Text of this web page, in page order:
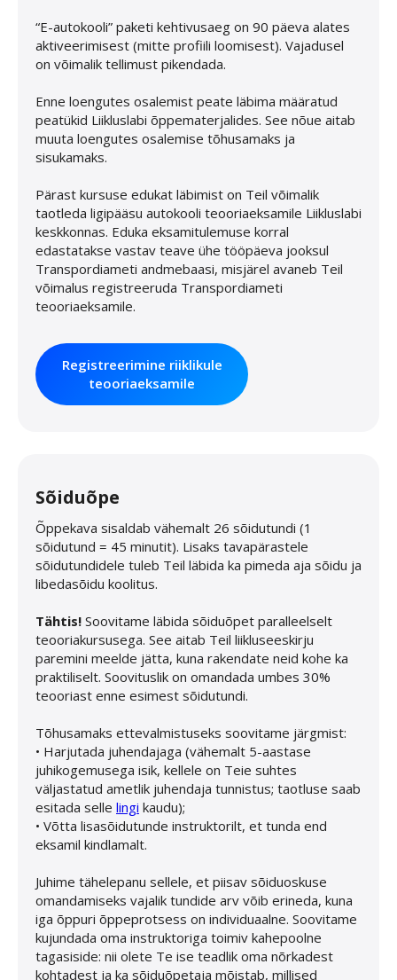
“E-autokooli” paketi kehtivusaeg on 90 päeva alates
aktiveerimisest (mitte profiili loomisest). Vajadusel
on võimalik tellimust pikendada.
Enne loengutes osalemist peate läbima määratud
peatükid Liikluslabi õppematerjalides. See nõue aitab
muuta loengutes osalemise tõhusamaks ja
sisukamaks.
Pärast kursuse edukat läbimist on Teil võimalik
taotleda ligipääsu autokooli teooriaeksamile Liikluslabi
keskkonnas. Eduka eksamitulemuse korral
edastatakse vastav teave ühe tööpäeva jooksul
Transpordiameti andmebaasi, misjärel avaneb Teil
võimalus registreeruda Transpordiameti
teooriaeksamile.
Registreerimine riiklikule
teooriaeksamile
Sõiduõpe
Õppekava sisaldab vähemalt 26 sõidutundi (1
sõidutund = 45 minutit). Lisaks tavapärastele
sõidutundidele tuleb Teil läbida ka pimeda aja sõidu ja
libedasõidu koolitus.
Tähtis! Soovitame läbida sõiduõpet paralleelselt
teooriakursusega. See aitab Teil liikluseeskirju
paremini meelde jätta, kuna rakendate neid kohe ka
praktiliselt. Soovituslik on omandada umbes 30%
teooriast enne esimest sõidutundi.
Tõhusamaks ettevalmistuseks soovitame järgmist:
• Harjutada juhendajaga (vähemalt 5-aastase
juhikogemusega isik, kellele on Teie suhtes
väljastatud ametlik juhendaja tunnistus; taotluse saab
esitada selle lingi kaudu);
• Võtta lisasõidutunde instruktorilt, et tunda end
eksamil kindlamalt.
Juhime tähelepanu sellele, et piisav sõiduoskuse
omandamiseks vajalik tundide arv võib erineda, kuna
iga õppuri õppeprotsess on individuaalne. Soovitame
kujundada oma instruktoriga toimiv kahepoolne
tagasiside: nii olete Te ise teadlik oma nõrkadest
kohtadest ja ka sõiduõpetaja mõistab, millised